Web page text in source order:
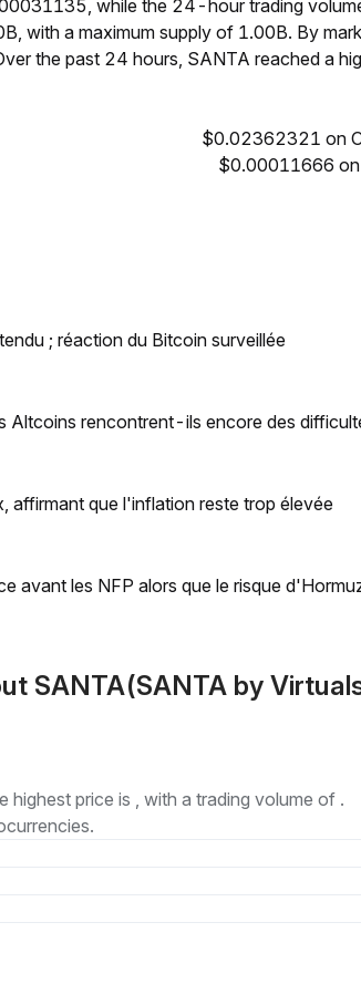
while the 24-hour trading
with a maximum supply of 1.00B. By
the past 24 hours, SANTA reached a
$0.02362321 on
$0.00011666
; réaction du Bitcoin surveillée
Altcoins rencontrent-ils encore des
affirmant que l'inflation reste trop élevée
avant les NFP alors que le risque
SANTA(SANTA by
price is , with a trading volume of .